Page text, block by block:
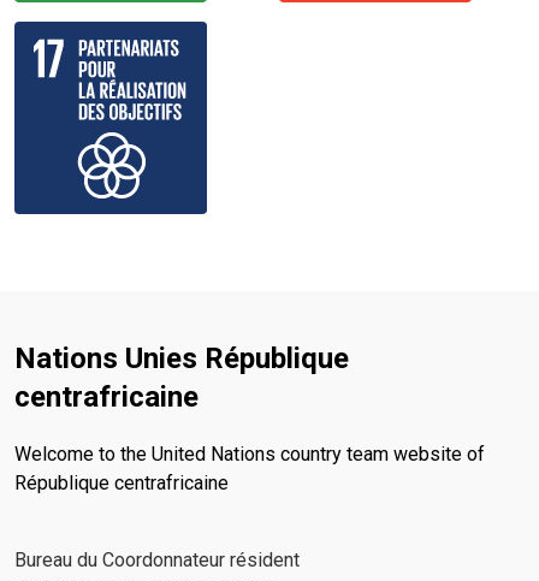
Nations Unies République
centrafricaine
Welcome to the United Nations country team website of
République centrafricaine
Bureau du Coordonnateur résident